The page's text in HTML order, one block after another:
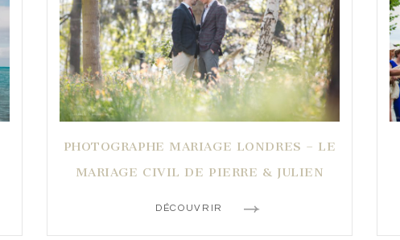
PHOTOGRAPHE MARIAGE LONDRES – LE
MARIAGE CIVIL DE PIERRE & JULIEN
DÉCOUVRIR